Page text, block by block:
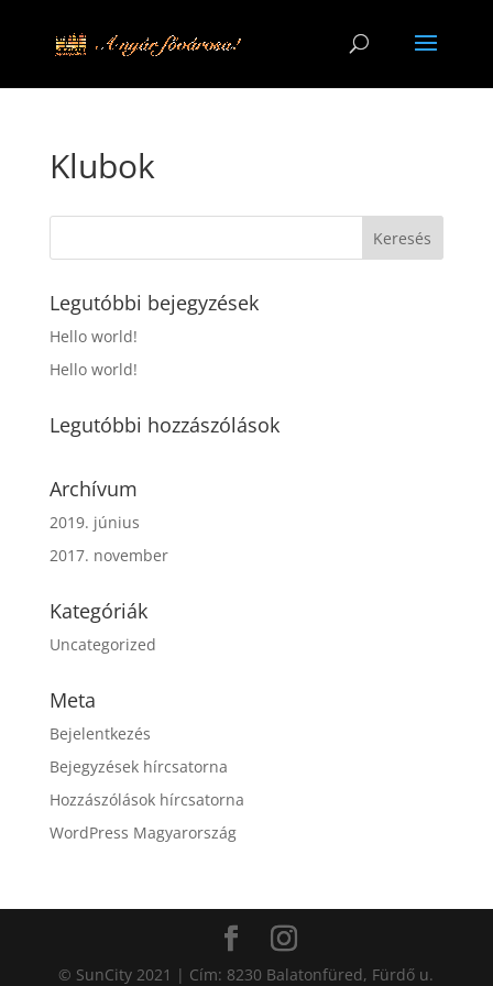
Klubok
Legutóbbi bejegyzések
Hello world!
Hello world!
Legutóbbi hozzászólások
Archívum
2019. június
2017. november
Kategóriák
Uncategorized
Meta
Bejelentkezés
Bejegyzések hírcsatorna
Hozzászólások hírcsatorna
WordPress Magyarország
© SunCity 2021 | Cím: 8230 Balatonfüred, Fürdő u.